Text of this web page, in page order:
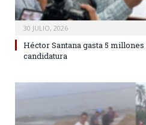
30 JULIO, 2026
Héctor Santana gasta 5
candidatura